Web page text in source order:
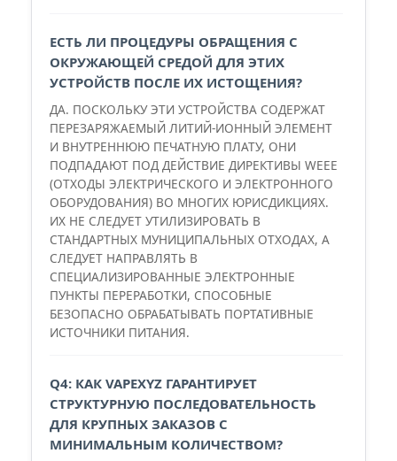
ЕСТЬ ЛИ ПРОЦЕДУРЫ ОБРАЩЕНИЯ С
ОКРУЖАЮЩЕЙ СРЕДОЙ ДЛЯ ЭТИХ
УСТРОЙСТВ ПОСЛЕ ИХ ИСТОЩЕНИЯ?
ДА. ПОСКОЛЬКУ ЭТИ УСТРОЙСТВА СОДЕРЖАТ
ПЕРЕЗАРЯЖАЕМЫЙ ЛИТИЙ-ИОННЫЙ ЭЛЕМЕНТ
И ВНУТРЕННЮЮ ПЕЧАТНУЮ ПЛАТУ, ОНИ
ПОДПАДАЮТ ПОД ДЕЙСТВИЕ ДИРЕКТИВЫ WEEE
(ОТХОДЫ ЭЛЕКТРИЧЕСКОГО И ЭЛЕКТРОННОГО
ОБОРУДОВАНИЯ) ВО МНОГИХ ЮРИСДИКЦИЯХ.
ИХ НЕ СЛЕДУЕТ УТИЛИЗИРОВАТЬ В
СТАНДАРТНЫХ МУНИЦИПАЛЬНЫХ ОТХОДАХ, А
СЛЕДУЕТ НАПРАВЛЯТЬ В
СПЕЦИАЛИЗИРОВАННЫЕ ЭЛЕКТРОННЫЕ
ПУНКТЫ ПЕРЕРАБОТКИ, СПОСОБНЫЕ
БЕЗОПАСНО ОБРАБАТЫВАТЬ ПОРТАТИВНЫЕ
ИСТОЧНИКИ ПИТАНИЯ.
Q4: КАК VAPEXYZ ГАРАНТИРУЕТ
СТРУКТУРНУЮ ПОСЛЕДОВАТЕЛЬНОСТЬ
ДЛЯ КРУПНЫХ ЗАКАЗОВ С
МИНИМАЛЬНЫМ КОЛИЧЕСТВОМ?